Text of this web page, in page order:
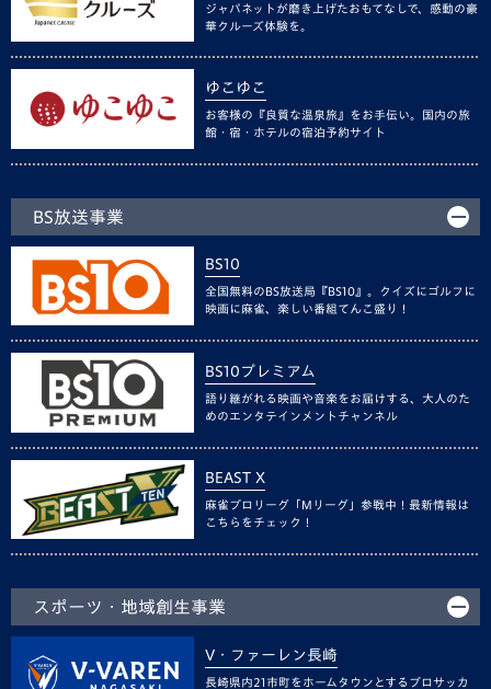
ジャパネットが磨き上げたおもてなしで、感動の豪
華クルーズ体験を。
ゆこゆこ
お客様の『良質な温泉旅』をお手伝い。国内の旅
館・宿・ホテルの宿泊予約サイト
BS放送事業
BS10
全国無料のBS放送局『BS10』。クイズにゴルフに
映画に麻雀、楽しい番組てんこ盛り！
BS10プレミアム
語り継がれる映画や音楽をお届けする、大人のた
めのエンタテインメントチャンネル
BEAST X
麻雀プロリーグ「Mリーグ」参戦中！最新情報は
こちらをチェック！
スポーツ・地域創生事業
V・ファーレン長崎
長崎県内21市町をホームタウンとするプロサッカ